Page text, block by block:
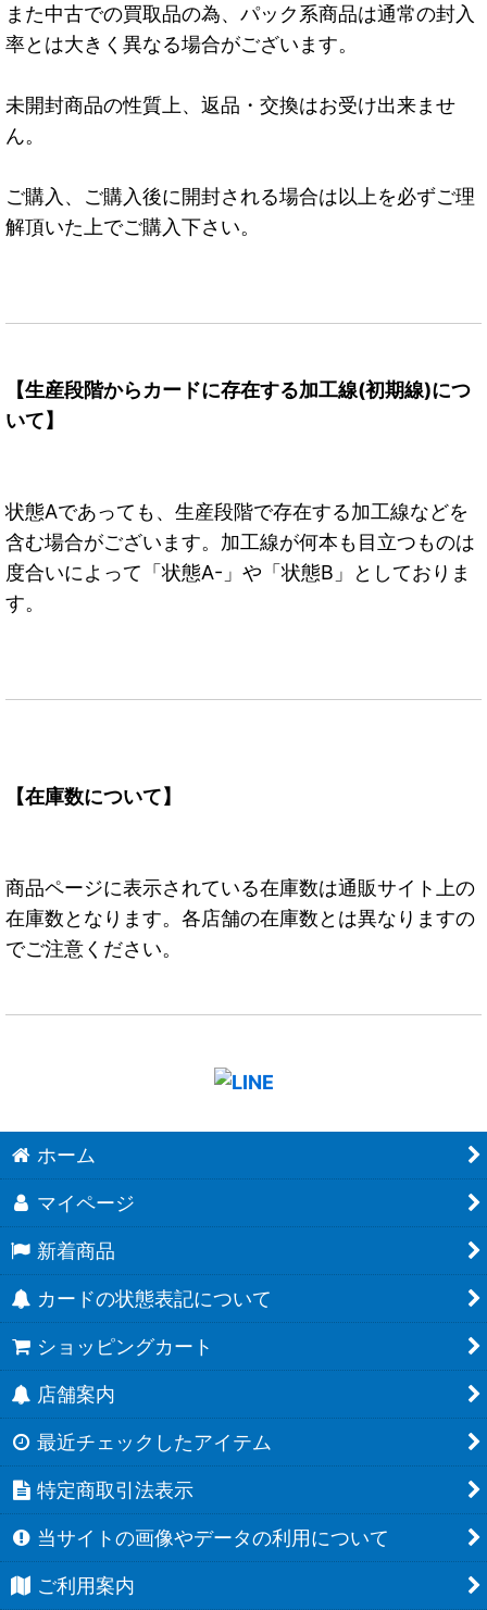
また中古での買取品の為、パック系商品は通常の封入
率とは大きく異なる場合がございます。
未開封商品の性質上、返品・交換はお受け出来ませ
ん。
ご購入、ご購入後に開封される場合は以上を必ずご理
解頂いた上でご購入下さい。
【生産段階からカードに存在する加工線(初期線)につ
いて】
状態Aであっても、生産段階で存在する加工線などを
含む場合がございます。加工線が何本も目立つものは
度合いによって「状態A-」や「状態B」としておりま
す。
【在庫数について】
商品ページに表示されている在庫数は通販サイト上の
在庫数となります。各店舗の在庫数とは異なりますの
でご注意ください。
ホーム
マイページ
新着商品
カードの状態表記について
ショッピングカート
店舗案内
最近チェックしたアイテム
特定商取引法表示
当サイトの画像やデータの利用について
ご利用案内